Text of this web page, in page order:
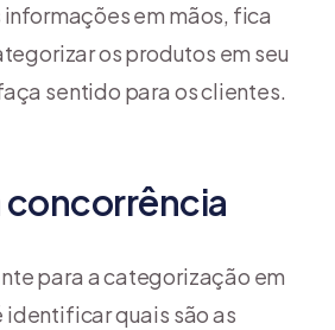
em mãos, fica
os produtos em seu
sentido para os clientes.
concorrência
para a categorização em
identificar quais são as